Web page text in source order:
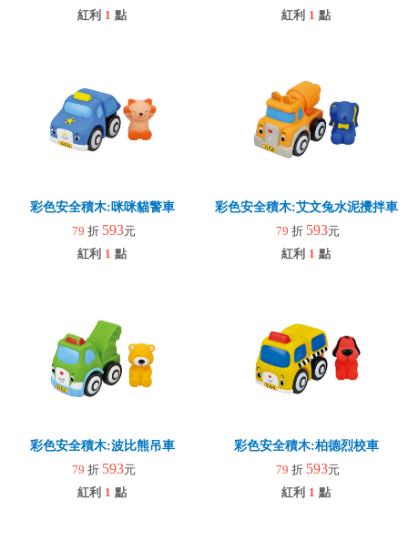
紅利 1 點
紅利 1 點
彩色安全積木:咪咪貓警車
79 折 593元
紅利 1 點
彩色安全積木:艾文兔水泥攪拌車
79 折 593元
紅利 1 點
彩色安全積木:波比熊吊車
79 折 593元
紅利 1 點
彩色安全積木:柏德烈校車
79 折 593元
紅利 1 點